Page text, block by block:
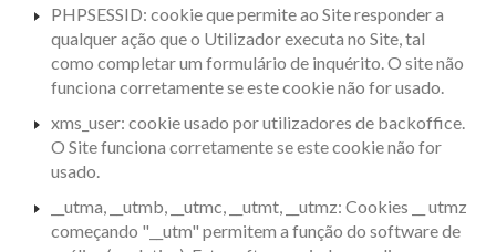
PHPSESSID: cookie que permite ao Site responder a
qualquer ação que o Utilizador executa no Site, tal
como completar um formulário de inquérito. O site não
funciona corretamente se este cookie não for usado.
xms_user: cookie usado por utilizadores de backoffice.
O Site funciona corretamente se este cookie não for
usado.
__utma, __utmb, __utmc, __utmt, __utmz: Cookies __ utmz
começando "__utm" permitem a função do software de